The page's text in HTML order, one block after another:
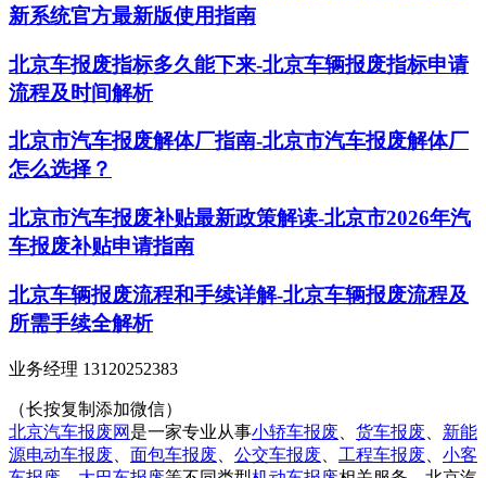
新系统官方最新版使用指南
北京车报废指标多久能下来-北京车辆报废指标申请
流程及时间解析
北京市汽车报废解体厂指南-北京市汽车报废解体厂
怎么选择？
北京市汽车报废补贴最新政策解读-北京市2026年汽
车报废补贴申请指南
北京车辆报废流程和手续详解-北京车辆报废流程及
所需手续全解析
业务经理 13120252383
（长按复制添加微信）
北京汽车报废网 是一家专业从事小轿车报废 货车报废
新能
源电动车报废
面包车报废 公交车报废 工程车报废
小客